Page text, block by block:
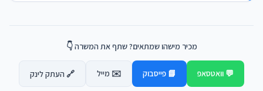
מכיר מישהו שמתאים? שתף את המשרה 👇
💬 וואטסאפ 📘 פייסבוק ✉️ מייל 🔗 העתק לינק